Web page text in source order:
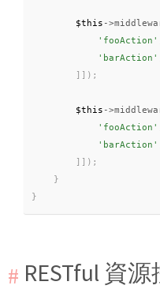
$this ->
'fooAction'
'barAction'
] ] ) ;
$this ->
'fooAction'
'barAction'
] ] ) ;
}
}
RESTful 資